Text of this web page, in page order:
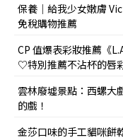
保養｜給我少女嫩膚
免稅購物推薦
CP 值爆表彩妝推薦《
♡特別推薦不沾杯的唇
雲林廢墟景點：西螺大
的戲！
金莎口味的手工貓咪餅